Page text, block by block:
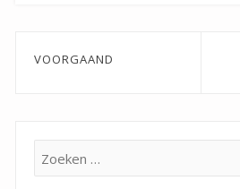
Bericht
VOORGAAND
Zoeken